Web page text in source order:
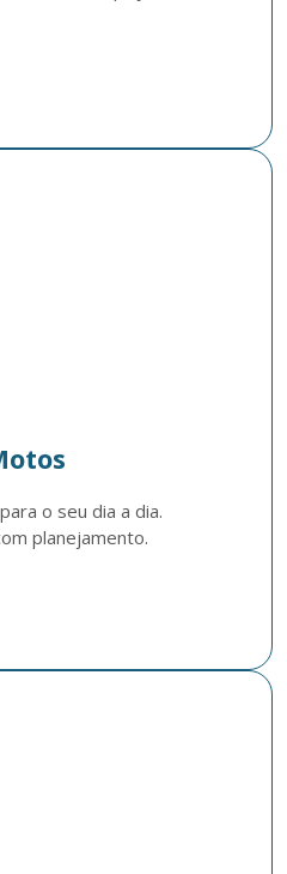
o seu dia a dia.
planejamento.